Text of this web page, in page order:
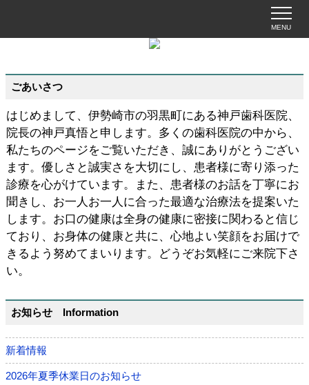
MENU
ごあいさつ
はじめまして、伊勢崎市の羽黒町にある神戸歯科医院、
院長の神戸真悟と申します。多くの歯科医院の中から、
私たちのページをご覧いただき、誠にありがとうござい
ます。優しさと誠実さを大切にし、患者様に寄り添った
診療を心がけています。また、患者様のお話を丁寧にお
聞きし、お一人お一人に合った最適な治療法を提案いた
します。お口の健康は全身の健康に密接に関わると信じ
ており、お身体の健康と共に、心地よい笑顔をお届けで
きるよう努めてまいります。どうぞお気軽にご来院下さ
い。
お知らせ Information
新着情報
2026年夏季休業日のお知らせ